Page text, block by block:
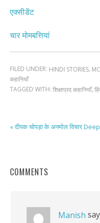
एक्सीडेंट
चार मोमबत्तियां
FILED UNDER: HINDI STORIES,
कहानियाँ
TAGGED WITH: शिक्षाप्रद कहानियाँ,
« दीपक चोपड़ा के अनमोल विचार
COMMENTS
Manish